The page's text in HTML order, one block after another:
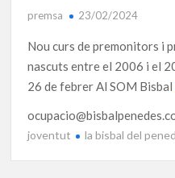
premsa 23/02/2024
Nou curs de premonitors i
nascuts entre el 2006 i el
26 de febrer Al SOM Bisbal
joventut la bisbal del